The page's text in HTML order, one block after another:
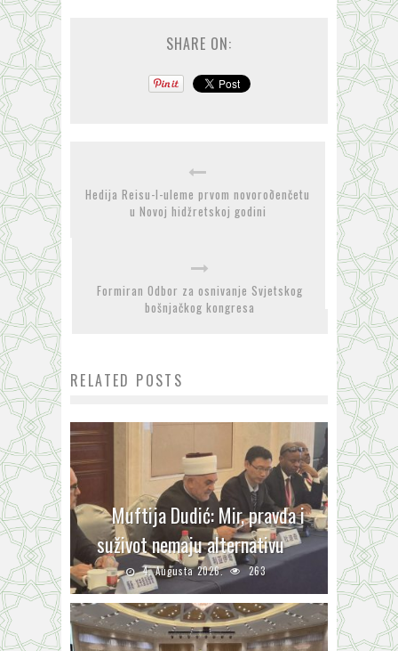
SHARE ON:
Hedija Reisu-l-uleme prvom novoroðenčetu
u Novoj hidžretskoj godini
Formiran Odbor za osnivanje Svjetskog
bošnjačkog kongresa
RELATED POSTS
Muftija Dudić: Mir, pravda i
suživot nemaju alternativu
4. Augusta 2026. 263